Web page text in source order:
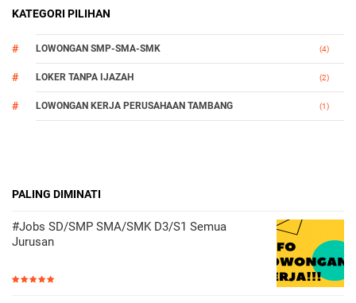
KATEGORI PILIHAN
LOWONGAN SMP-SMA-SMK (4)
LOKER TANPA IJAZAH (2)
LOWONGAN KERJA PERUSAHAAN TAMBANG (1)
PALING DIMINATI
#Jobs SD/SMP SMA/SMK D3/S1 Semua
Jurusan